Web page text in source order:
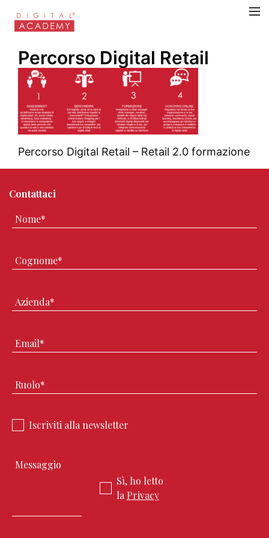
Percorso Digital Retail
Percorso Digital Retail – Retail 2.0 formazione
Contattaci
Iscriviti alla newsletter
Sì, ho letto
la Privacy